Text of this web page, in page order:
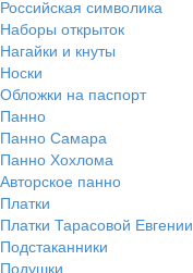
Российская символика
Наборы открыток
Нагайки и кнуты
Носки
Обложки на паспорт
Панно
Панно Самара
Панно Хохлома
Авторское панно
Платки
Платки Тарасовой Евгении
Подстаканники
Подушки